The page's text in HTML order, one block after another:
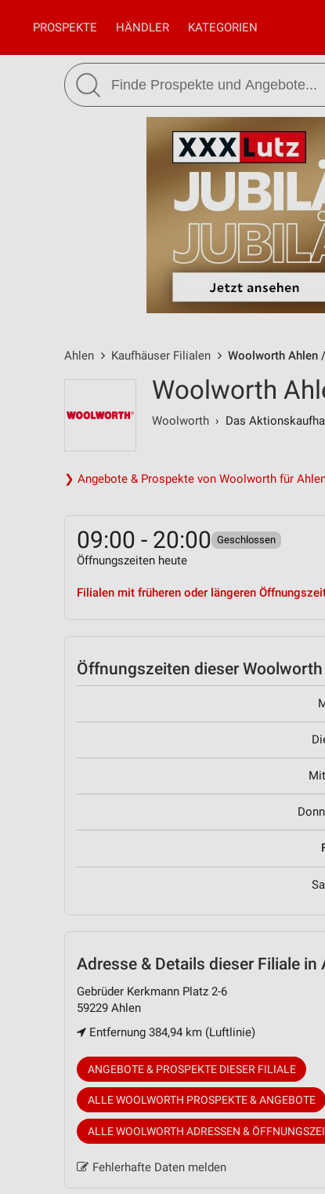
PROSPEKTE HÄNDLER KATEGORIEN
Ahlen Kaufhäuser Filialen Woolworth Ahlen
Woolworth
Woolworth › Das
❯ Angebote & Prospekte von Woolworth für
09:00 - 20:00 Geschlossen
Öffnungszeiten heute
Filialen mit früheren oder längeren
Öffnungszeiten dieser
Adresse & Details dieser Filiale in
Gebrüder Kerkmann Platz 2-6
59229 Ahlen
Entfernung 384,94 km (Luftlinie)
ANGEBOTE & PROSPEKTE DIESER FILIALE
ALLE WOOLWORTH PROSPEKTE & ANGEBOTE
ALLE WOOLWORTH ADRESSEN &
Fehlerhafte Daten melden